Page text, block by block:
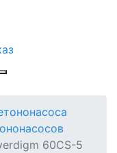
60CS-5